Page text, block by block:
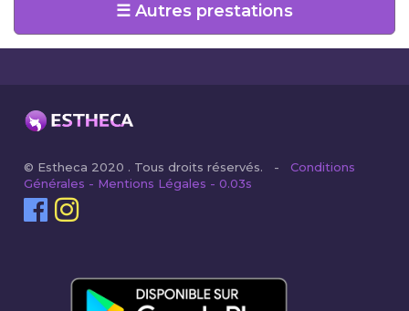
☰ Autres prestations
© Estheca 2020 . Tous droits réservés. -Conditions
Générales - Mentions Légales - 0.03s